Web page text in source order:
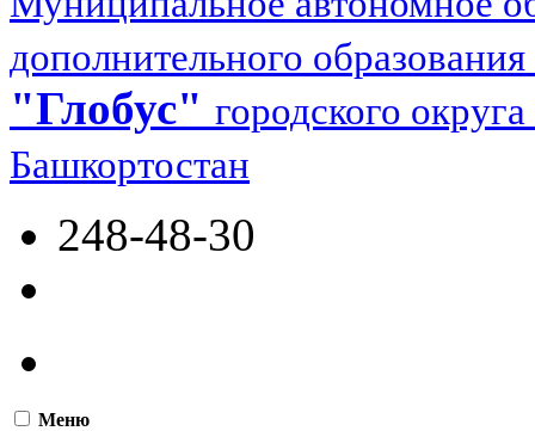
дополнительного образования
"Глобус" городского
Башкортостан
248-48-30
Меню